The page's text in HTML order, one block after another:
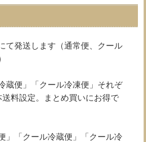
て発送します（通常便、クール
蔵便」「クール冷凍便」それぞ
料設定。まとめ買いにお得で
」「クール冷蔵便」「クール冷